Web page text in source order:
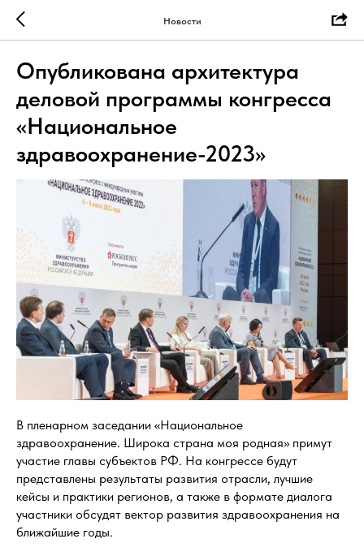
Новости
Опубликована архитектура
деловой программы конгресса
«Национальное
здравоохранение-2023»
В пленарном заседании «Национальное
здравоохранение. Широка страна моя родная» примут
участие главы субъектов РФ. На конгрессе будут
представлены результаты развития отрасли, лучшие
кейсы и практики регионов, а также в формате диалога
участники обсудят вектор развития здравоохранения на
ближайшие годы.